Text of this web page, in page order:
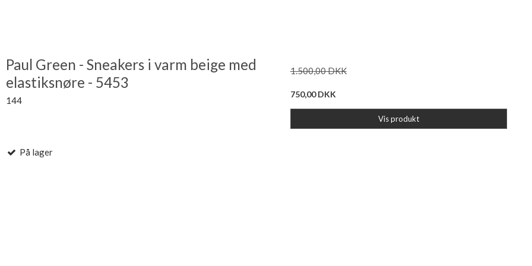
Paul Green - Sneakers i varm beige med
elastiksnøre - 5453
144
På lager
1.500,00 DKK
750,00 DKK
Vis produkt